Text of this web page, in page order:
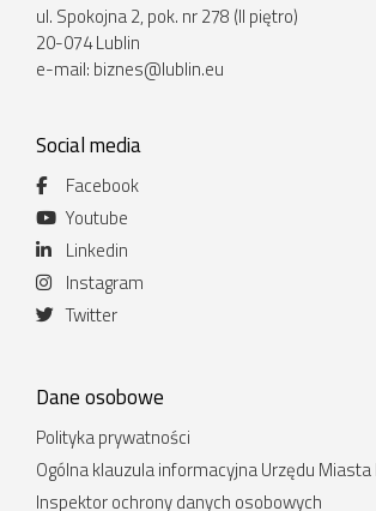
ul. Spokojna 2, pok. nr 278 (II piętro)
20-074 Lublin
e-mail: biznes@lublin.eu
Social media
Facebook
Youtube
Linkedin
Instagram
Twitter
Dane osobowe
Polityka prywatności
Ogólna klauzula informacyjna Urzędu Miasta
Inspektor ochrony danych osobowych